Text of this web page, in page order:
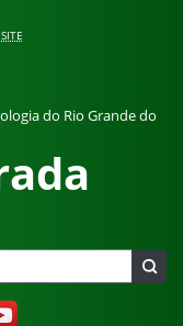
do Rio Grande do